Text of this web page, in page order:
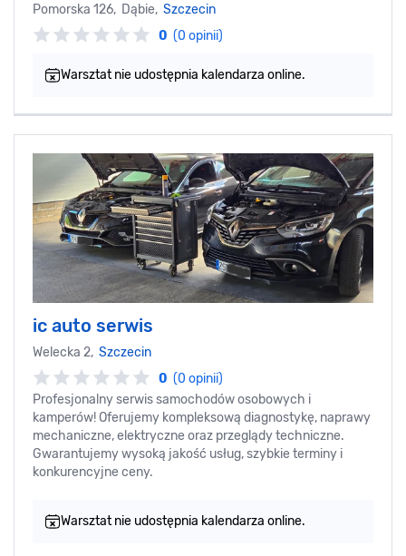
Pomorska 126, Dąbie, Szczecin
0 (0 opinii)
Warsztat nie udostępnia kalendarza online.
ic auto serwis
Welecka 2, Szczecin
0 (0 opinii)
Profesjonalny serwis samochodów osobowych i
kamperów! Oferujemy kompleksową diagnostykę, naprawy
mechaniczne, elektryczne oraz przeglądy techniczne.
Gwarantujemy wysoką jakość usług, szybkie terminy i
konkurencyjne ceny.
Warsztat nie udostępnia kalendarza online.